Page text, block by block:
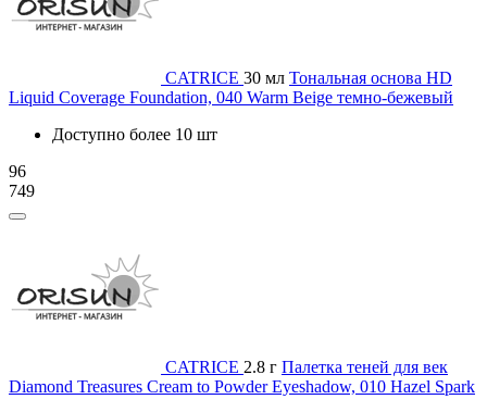
CATRICE 30 мл Тональная основа HD
Liquid Coverage Foundation, 040 Warm Beige темно-бежевый
Доступно более 10 шт
96
749
CATRICE 2.8 г Палетка теней для век
Diamond Treasures Cream to Powder Eyeshadow, 010 Hazel Spark